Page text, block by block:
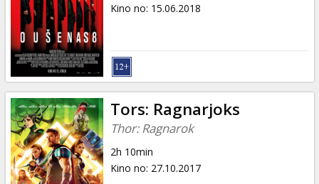
Kino no: 15.06.2018
Tors: Ragnarjoks
Thor: Ragnarok
2h 10min
Kino no: 27.10.2017